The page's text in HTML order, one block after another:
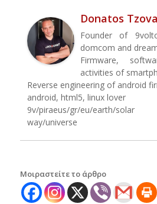
Donatos
Founder of
domcom and
Firmware,
activities of
Reverse engineering of android
android, html5, linux lover
9v/piraeus/gr/eu/earth/
way/universe
Μοιραστείτε το άρθρο